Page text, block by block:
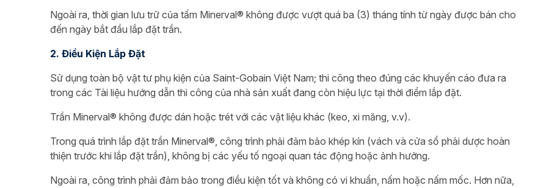
Ngoài ra, thời gian lưu trữ của tấm Minerval® không được vượt quá ba (3) tháng tính từ ngày được bán cho
đến ngày bắt đầu lắp đặt trần.
2. Điều Kiện Lắp Đặt
Sử dụng toàn bộ vật tư phụ kiện của Saint-Gobain Việt Nam; thi công theo đúng các khuyến cáo đưa ra
trong các Tài liệu hướng dẫn thi công của nhà sản xuất đang còn hiệu lực tại thời điểm lắp đặt.
Trần Minerval® không được dán hoặc trét với các vật liệu khác (keo, xi măng, v.v).
Trong quá trình lắp đặt trần Minerval®, công trình phải đảm bảo khép kín (vách và cửa sổ phải dược hoàn
thiện trước khi lắp đặt trần), không bị các yếu tố ngoại quan tác động hoặc ảnh hưởng.
Ngoài ra, công trình phải đảm bảo trong điều kiện tốt và không có vi khuẩn, nấm hoặc nấm mốc. Hơn nữa,